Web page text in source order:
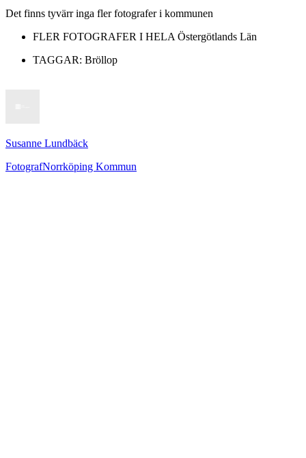
Det finns tyvärr inga fler fotografer i kommunen
FLER FOTOGRAFER I HELA Östergötlands Län
TAGGAR: Bröllop
Susanne Lundbäck
FotografNorrköping Kommun